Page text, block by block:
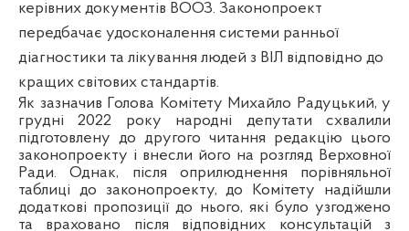
керівних документів ВООЗ. Законопроект
передбачає удосконалення системи ранньої
діагностики та лікування людей з ВІЛ відповідно до
кращих світових стандартів.
Як зазначив Голова Комітету Михайло Радуцький, у
грудні 2022 року народні депутати схвалили
підготовлену до другого читання редакцію цього
законопроекту і внесли його на розгляд Верховної
Ради. Однак, після оприлюднення порівняльної
таблиці до законопроекту, до Комітету надійшли
додаткові пропозиції до нього, які було узгоджено
та враховано після відповідних консультацій з